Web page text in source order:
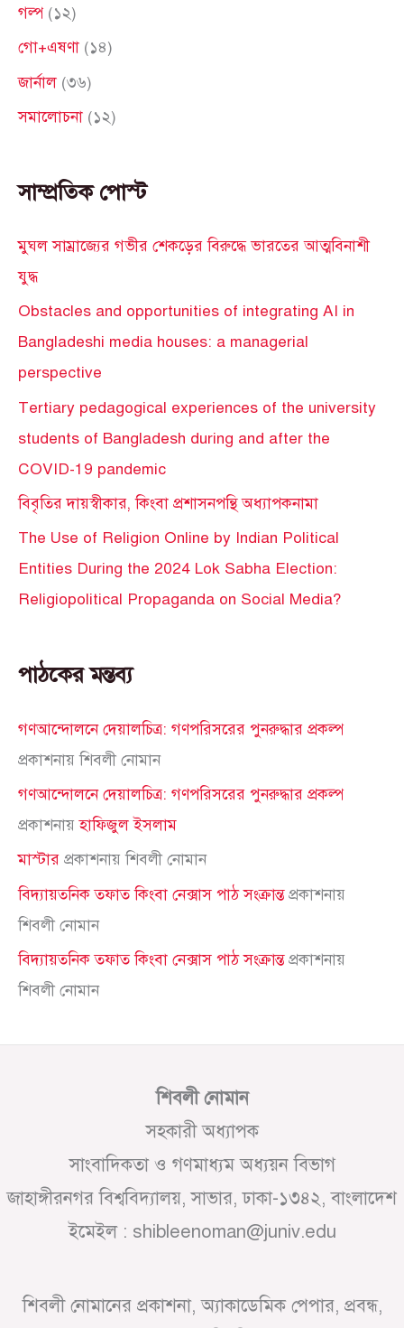
:
গল্প(১২)
গো+এষণা (১৪)
জার্নাল (৩৬)
সমালোচনা (১২)
সাম্প্রতিক পোস্ট
মুঘল সাম্রাজ্যের গভীর শেকড়ের বিরুদ্ধে ভারতের আত্মবিনাশী
যুদ্ধ
Obstacles and opportunities of integrating AI in
Bangladeshi media houses: a managerial
perspective
Tertiary pedagogical experiences of the university
students of Bangladesh during and after the
COVID-19 pandemic
বিবৃতির দায়স্বীকার, কিংবা প্রশাসনপন্থি অধ্যাপকনামা
The Use of Religion Online by Indian Political
Entities During the 2024 Lok Sabha Election:
Religiopolitical Propaganda on Social Media?
পাঠকের মন্তব্য
গণআন্দোলনে দেয়ালচিত্র: গণপরিসরের পুনরুদ্ধার প্রকল্প
প্রকাশনায়শিবলী নোমান
গণআন্দোলনে দেয়ালচিত্র: গণপরিসরের পুনরুদ্ধার প্রকল্প
প্রকাশনায়হাফিজুল ইসলাম
মাস্টার প্রকাশনায়শিবলী নোমান
বিদ্যায়তনিক তফাত কিংবা নেক্সাস পাঠ সংক্রান্তপ্রকাশনায়
শিবলী নোমান
বিদ্যায়তনিক তফাত কিংবা নেক্সাস পাঠ সংক্রান্তপ্রকাশনায়
শিবলী নোমান
শিবলী নোমান
সহকারী অধ্যাপক
সাংবাদিকতা ও গণমাধ্যম অধ্যয়ন বিভাগ
জাহাঙ্গীরনগর বিশ্ববিদ্যালয়, সাভার, ঢাকা-১৩৪২, বাংলাদেশ
ইমেইল : shibleenoman@juniv.edu
শিবলী নোমানের প্রকাশনা, অ্যাকাডেমিক পেপার, প্রবন্ধ,